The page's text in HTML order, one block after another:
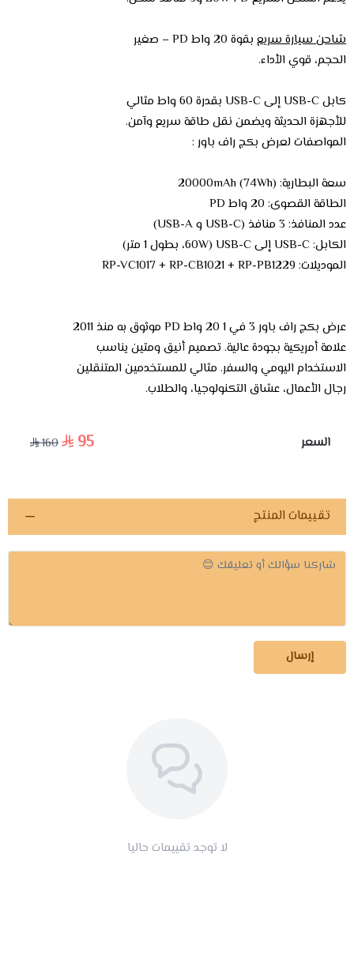
شاحن سيارة سريع بقوة 20 واط PD – صغير
الحجم، قوي الأداء.
كابل USB-C إلى USB-C بقدرة 60 واط مثالي
للأجهزة الحديثة ويضمن نقل طاقة سريع وآمن.
المواصفات لعرض بكج راف باور :
سعة البطارية: 20000mAh (74Wh)
الطاقة القصوى: 20 واط PD
عدد المنافذ: 3 منافذ (USB-C و USB-A)
الكابل: USB-C إلى USB-C (60W، بطول 1 متر)
الموديلات: RP-VC1017 + RP-CB1021 + RP-PB1229
عرض بكج راف باور 3 في 1 20 واط PD موثوق به منذ 2011
علامة أمريكية بجودة عالية. تصميم أنيق ومتين يناسب
الاستخدام اليومي والسفر. مثالي للمستخدمين المتنقلين
رجال الأعمال، عشاق التكنولوجيا، والطلاب.
السعر 95
160
تقييمات المنتج
إرسال
لا توجد تقييمات حاليا